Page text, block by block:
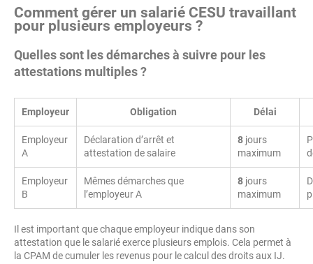
Comment gérer un salarié CESU travaillant
pour plusieurs employeurs ?
Quelles sont les démarches à suivre pour les
attestations multiples ?
Employeur Obligation Délai
Employeur
A
Déclaration d’arrêt et
attestation de salaire
8 jours
maximum
Employeur
B
Mêmes démarches que
l’employeur A
8 jours
maximum
Il est important que chaque employeur indique dans son
attestation que le salarié exerce plusieurs emplois. Cela permet à
la CPAM de cumuler les revenus pour le calcul des droits aux IJ.